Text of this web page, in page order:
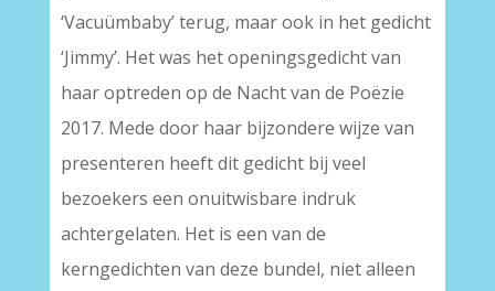
‘Vacuümbaby’ terug, maar ook in het gedicht
‘Jimmy’. Het was het openingsgedicht van
haar optreden op de Nacht van de Poëzie
2017. Mede door haar bijzondere wijze van
presenteren heeft dit gedicht bij veel
bezoekers een onuitwisbare indruk
achtergelaten. Het is een van de
kerngedichten van deze bundel, niet alleen